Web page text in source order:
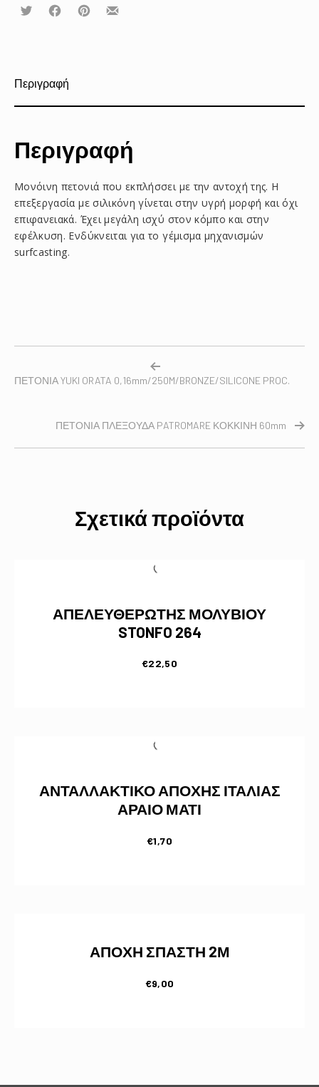
Τουίτα ΜοιραστείτεΜοιραστείτεΜοιραστείτε
Περιγραφή
Περιγραφή
Μονόινη πετονιά που εκπλήσσει με την αντοχή της. Η
επεξεργασία με σιλικόνη γίνεται στην υγρή μορφή και όχι
επιφανειακά. Έχει μεγάλη ισχύ στον κόμπο και στην
εφέλκυση. Ενδύκνειται για το γέμισμα μηχανισμών
surfcasting.
ΠΕΤΟΝΙΑ YUKI ORATA 0,16mm/250M/BRONZE/SILICONE PROC.
ΠΕΤΟΝΙΑ ΠΛΕΞΟΥΔΑ PATROMARE ΚΟΚΚΙΝΗ 60mm
Σχετικά προϊόντα
ΑΠΕΛΕΥΘΕΡΩΤΗΣ ΜΟΛΥΒΙΟΥ
STONFO 264
€22,50
ΑΝΤΑΛΛΑΚΤΙΚΟ ΑΠΟΧΗΣ ΙΤΑΛΙΑΣ
ΑΡΑΙΟ ΜΑΤΙ
€1,70
ΑΠΟΧΗ ΣΠΑΣΤΗ 2Μ
€9,00